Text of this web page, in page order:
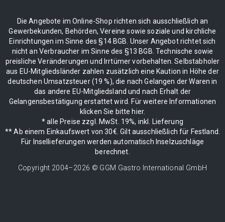
Die Angebote im Online-Shop richten sich ausschließlich an
Gewerbekunden, Behörden, Vereine sowie soziale und kirchliche
Einrichtungen im Sinne des §14 BGB. Unser Angebot richtet sich
nicht an Verbraucher im Sinne des §13 BGB. Technische sowie
preisliche Veränderungen und Irrtümer vorbehalten. Selbstabholer
aus EU-Mitgliedsländer zahlen zusätzlich eine Kaution in Höhe der
deutschen Umsatzsteuer (19 %), die nach Gelangen der Waren in
das andere EU-Mitgliedsland und nach Erhalt der
Gelangensbestätigung erstattet wird. Für weitere Informationen
klicken Sie bitte hier.
* alle Preise zzgl. MwSt. 19%, inkl. Lieferung
** Ab einem Einkaufswert von 30€. Gilt ausschließlich für Festland.
Für Insellieferungen werden automatisch Inselzuschläge
berechnet.
Copyright 2004–2026 © GGM Gastro International GmbH